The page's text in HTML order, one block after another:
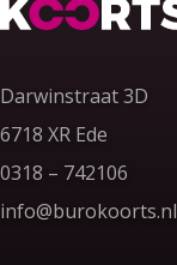
Darwinstraat 3D
6718 XR Ede
Bel ons op
0318 – 742106
Stuur ons een e-mail
info@burokoorts.nl